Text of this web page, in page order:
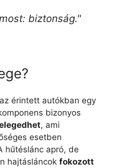
biztonság."
érintett autókban egy
bizonyos
, ami
esetben
hűtéslánc apró, de
hajtásláncok fokozott